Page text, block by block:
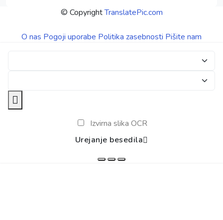
© CopyrightTranslatePic.com
O nas Pogoji uporabe Politika zasebnosti Pišite nam
Izvirna slika OCR
Urejanje besedila